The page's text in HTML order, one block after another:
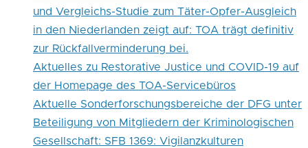
und Vergleichs-Studie zum Täter-Opfer-Ausgleich
in den Niederlanden zeigt auf: TOA trägt definitiv
zur Rückfallverminderung bei.
Aktuelles zu Restorative Justice und COVID-19 auf
der Homepage des TOA-Servicebüros
Aktuelle Sonderforschungsbereiche der DFG unter
Beteiligung von Mitgliedern der Kriminologischen
Gesellschaft: SFB 1369: Vigilanzkulturen